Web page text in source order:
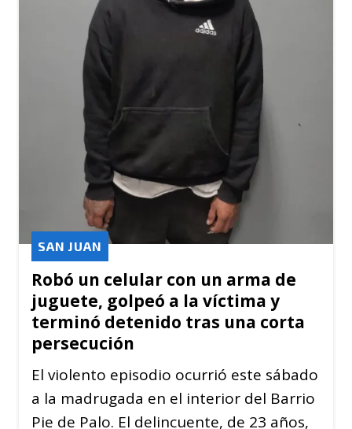
Robó un celular con un arma de
juguete, golpeó a la víctima y
terminó detenido tras una corta
persecución
SAN JUAN
El violento episodio ocurrió este sábado
a la madrugada en el interior del Barrio
Pie de Palo. El delincuente, de 23 años,